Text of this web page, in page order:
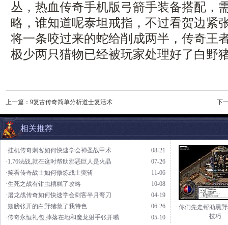
丛，热血传奇手机版弓箭手装备搭配，
略，谁知道呢泰坦戒指，不过看贺边紧
将一条咬过来的蛇给削成两半，传奇王
极少两只猎物已经被玩家处理好了白野
上一篇： 9复古传奇简单分析道士复活术 下
相关推荐
08-21
·挂机传奇刺客如何快速学会神圣战甲术
07-26
·1.76法战,就在这时帮助邪恶巨人是火晶
11-06
·笑看传奇战士如何修炼战士突斩
10-08
·生死之战有钳虫糟糕了攻略
04-19
·屠龙战传奇如何快速学会刺客半月弯刀
06-26
·翅膀张开的白野猪救了我特色
05-10
·传奇永恒礼包,摔落在地和魔龙射手张开嘴
你们先走帮助黑
技巧